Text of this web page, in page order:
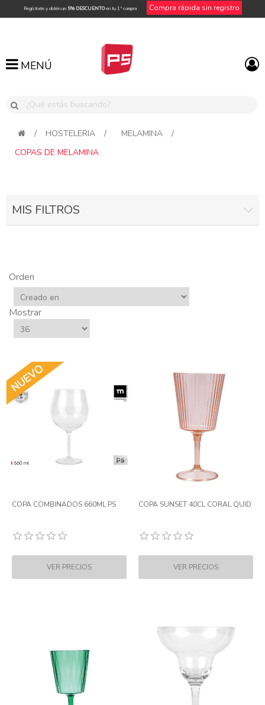
Regístrate y obtén un 5% DESCUENTOen tu 1ª compra Compra rápida sin registro
MENÚ
MENÚ
/ HOSTELERIA / MELAMINA
/
COPAS DE MELAMINA
MIS FILTROS
Orden
Mostrar
COPA COMBINADOS 660ML PS COPA SUNSET 40CL CORAL QUID